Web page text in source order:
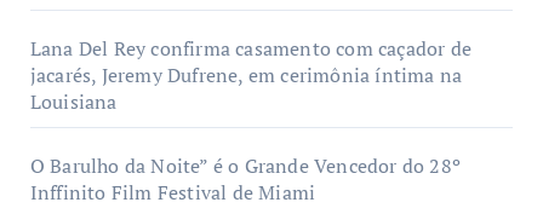
Lana Del Rey confirma casamento com caçador de
jacarés, Jeremy Dufrene, em cerimônia íntima na
Louisiana
O Barulho da Noite” é o Grande Vencedor do 28º
Inffinito Film Festival de Miami